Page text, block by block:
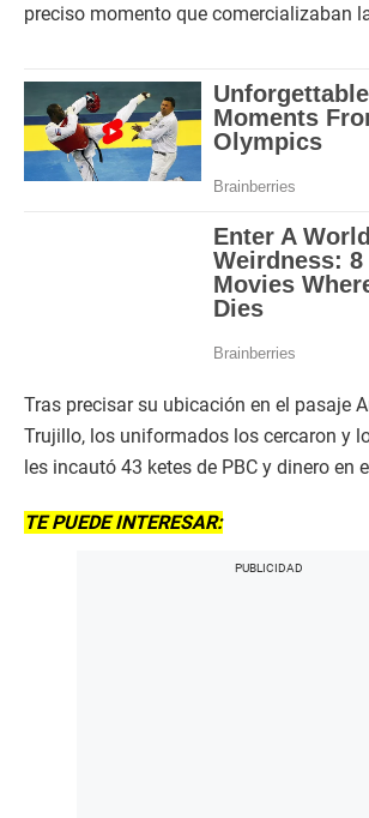
preciso momento que comercializaban
Tras precisar su ubicación en el pasaje
Trujillo, los uniformados los cercaron y
les incautó 43 ketes de PBC y dinero en
TE PUEDE INTERESAR: